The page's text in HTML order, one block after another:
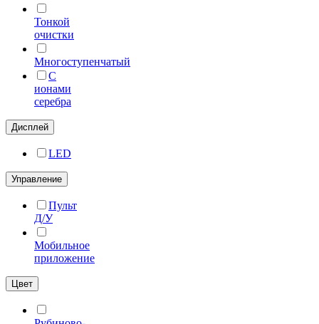
Тонкой
очистки
Многоступенчатый
C
ионами
серебра
Дисплей
LED
Управление
Пульт
Д/У
Мобильное
приложение
Цвет